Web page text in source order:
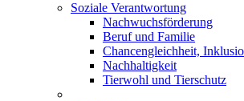
Soziale Verantwortung
Nachwuchsförderung
Beruf und Familie
Chancengleichheit,
Nachhaltigkeit
Tierwohl und Tierschutz